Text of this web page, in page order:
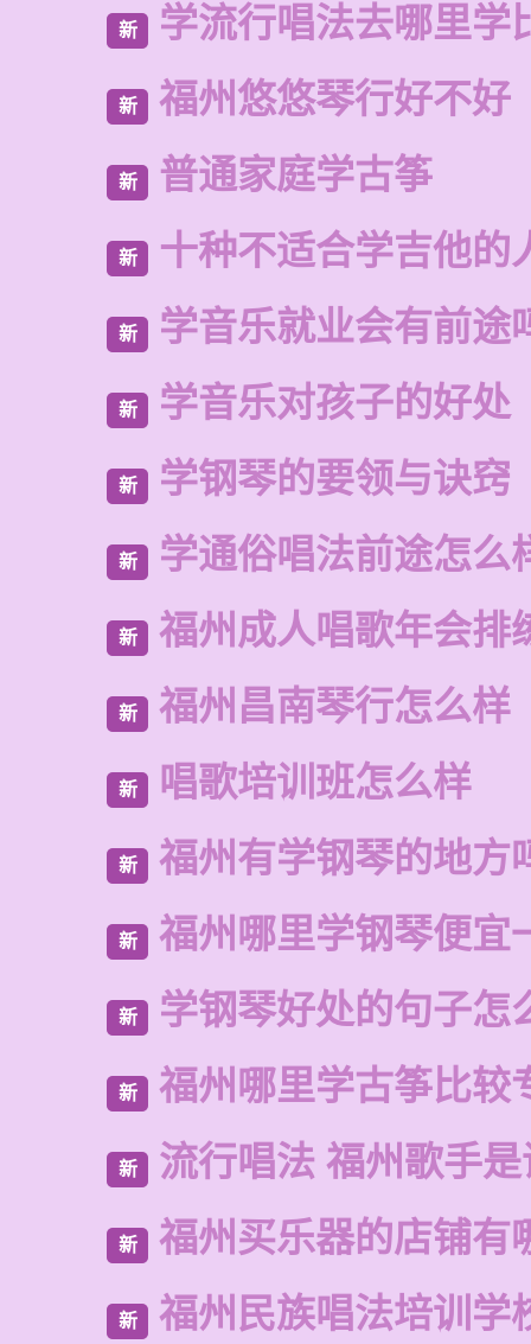
新 学流行唱法去哪里学
新 福州悠悠琴行好不好
新 普通家庭学古筝
新 十种不适合学吉他的
新 学音乐就业会有前途
新 学音乐对孩子的好处
新 学钢琴的要领与诀窍
新 学通俗唱法前途怎么
新 福州成人唱歌年会排
新 福州昌南琴行怎么样
新 唱歌培训班怎么样
新 福州有学钢琴的地方
新 福州哪里学钢琴便宜
新 学钢琴好处的句子怎
新 福州哪里学古筝比较
新 流行唱法 福州歌手
新 福州买乐器的店铺有
新 福州民族唱法培训学